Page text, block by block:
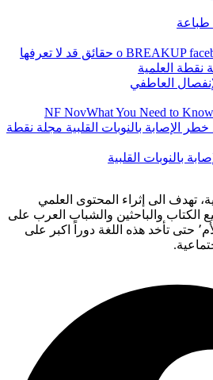
طباعة
بالنوبات القلبية
تهدف الى إثراء المحتوى العلمي
والويب٬ وتشجيع الكتاب والباحثين والشباب العرب على
مشاركة المعلومة بلغتهم الأم٬ حتى تأخد هذه اللغة دوراً اكبر على